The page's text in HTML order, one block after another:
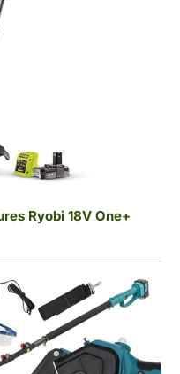
Ryobi 18V One+